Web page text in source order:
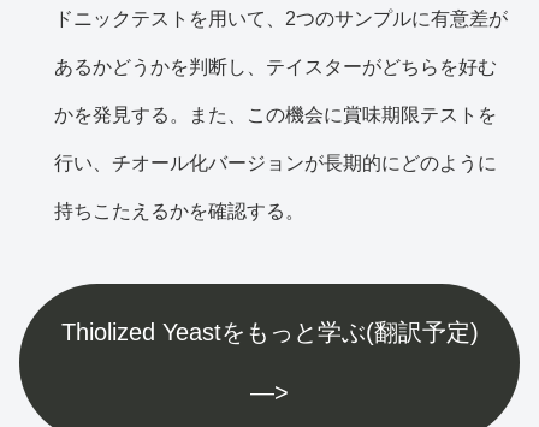
ドニックテストを用いて、2つのサンプルに有意差が
あるかどうかを判断し、テイスターがどちらを好む
かを発見する。また、この機会に賞味期限テストを
行い、チオール化バージョンが長期的にどのように
持ちこたえるかを確認する。
Thiolized Yeastをもっと学ぶ(翻訳予定)
—>